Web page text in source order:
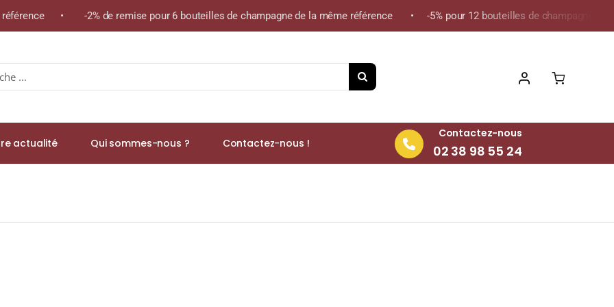
• -2% de remise pour 6 bouteilles de champagne de la même référence • -5% pour 12 bouteilles de champagne de la
actualité Qui sommes-nous ? Contactez-nous !
Contactez-nous
02 38 98 55 24